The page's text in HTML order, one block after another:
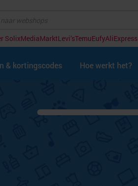
SolixMediaMarktLevi’sTemuEufyAliExpress
& kortingscodes Hoe werkt het?